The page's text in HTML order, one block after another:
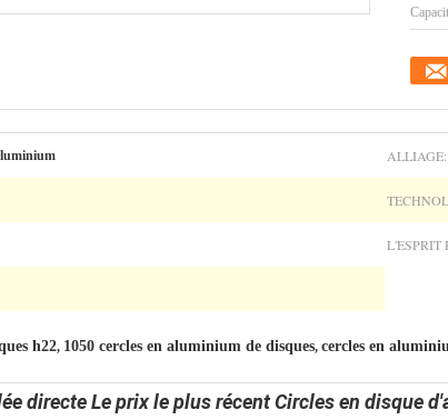
ALLIAGE:
L'ESPRIT
h22, 1050 cercles en aluminium de disques, cercles en
directe Le prix le plus récent Circles en disque